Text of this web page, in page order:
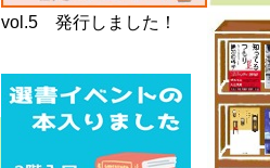
vol.5 発行しました！